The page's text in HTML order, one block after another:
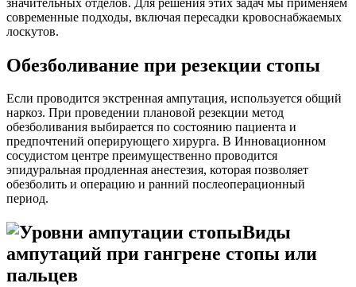
современные подходы, включая пересадки кровоснабжаемых
лоскутов.
Обезболивание при резекции стопы
Если проводится экстренная ампутация, используется общий
наркоз. При проведении плановой резекции метод
обезболивания выбирается по состоянию пациента и
предпочтений оперирующего хирурга. В Инновационном
сосудистом центре преимущественно проводится
эпидуральная продленная анестезия, которая позволяет
обезболить и операцию и ранний послеоперационный
период.
Виды
ампутаций при гангрене стопы или
пальцев